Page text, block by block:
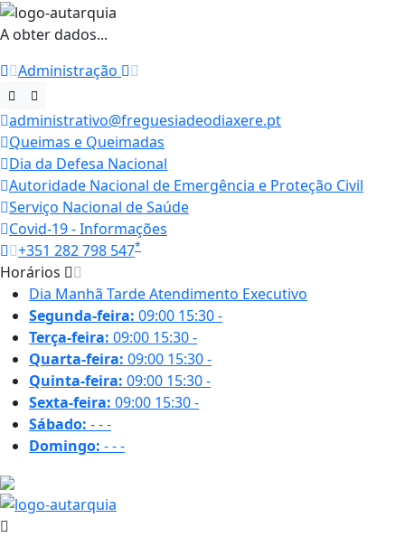
A obter dados...
Administração
administrativo@freguesiadeodiaxere.pt
Queimas e Queimadas
Dia da Defesa Nacional
Autoridade Nacional de Emergência e Proteção Civil
Serviço Nacional de Saúde
Covid-19 - Informações
+351 282 798 547*
Horários
Dia Manhã TardeAtendimento Executivo
Segunda-feira: 09:00 15:30-
Terça-feira: 09:00 15:30-
Quarta-feira: 09:00 15:30-
Quinta-feira: 09:00 15:30-
Sexta-feira: 09:00 15:30-
Sábado: ---
Domingo: ---